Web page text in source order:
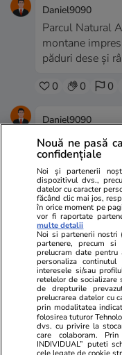
Daniel9090
Parcul Natural
montane
păduri dese și
0 0 0
Daniel9090
Regiunea este
fenomene
Ghețarul
0 0 0
Daniel9090
Parcul
oferind o
0 0 0
VEZI
Nouă ne pasă
confidențiale
Noi și partenerii
dispozitivul dvs.,
datelor cu caracter
făcând clic mai jos,
în orice moment pe
vor fi raportate
multe detalii
Noi si partenerii nostri
partenere, precum
prelucram date
personaliza
interesele si/sau
retelelor de socializare
de drepturile
prelucrarea datelor cu
prin modalitatea
folosirea tuturor
dvs. cu privire la
care colaboram.
INDIVIDUAL” puteti